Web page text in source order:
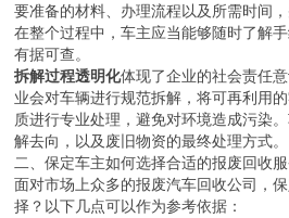
要准备的材料、办理流程以及所需时间
在整个过程中，车主应当能够随时了解
有据可查。
拆解过程透明化体现了企业的社会责任
业会对车辆进行规范拆解，将可再利用
质进行专业处理，避免对环境造成污染
解去向，以及废旧物资的最终处理方式。
二、保定车主如何选择合适的报废回收
面对市场上众多的报废汽车回收公司，
择？以下几点可以作为参考依据：